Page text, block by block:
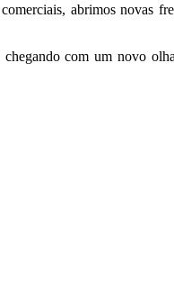
abrimos novas
com um novo